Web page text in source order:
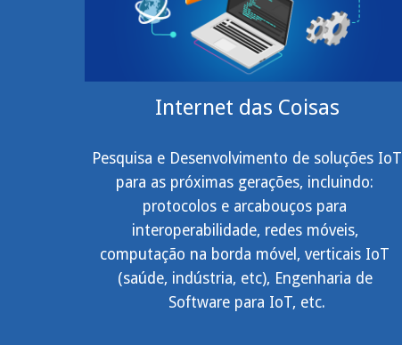
Internet das Coisas
Pesquisa e Desenvolvimento de soluções IoT
para as próximas gerações, incluindo:
protocolos e arcabouços para
interoperabilidade, redes móveis,
computação na borda móvel, verticais IoT
(saúde, indústria, etc), Engenharia de
Software para IoT, etc.